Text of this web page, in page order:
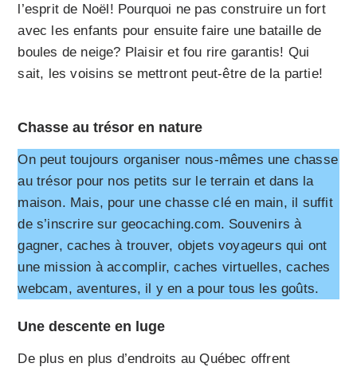
l’esprit de Noël! Pourquoi ne pas construire un fort
avec les enfants pour ensuite faire une bataille de
boules de neige? Plaisir et fou rire garantis! Qui
sait, les voisins se mettront peut-être de la partie!
Chasse au trésor en nature
On peut toujours organiser nous-mêmes une chasse
au trésor pour nos petits sur le terrain et dans la
maison. Mais, pour une chasse clé en main, il suffit
de s’inscrire sur geocaching.com. Souvenirs à
gagner, caches à trouver, objets voyageurs qui ont
une mission à accomplir, caches virtuelles, caches
webcam, aventures, il y en a pour tous les goûts.
Une descente en luge
De plus en plus d’endroits au Québec offrent